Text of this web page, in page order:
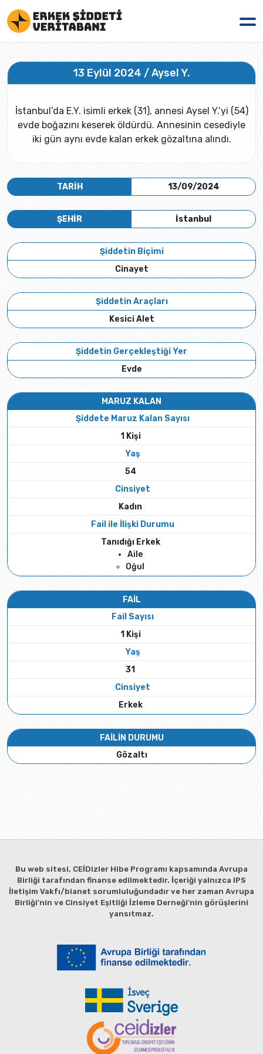
13 Eylül 2024 / Aysel Y.
İstanbul’da E.Y. isimli erkek (31), annesi Aysel Y.’yi (54)
evde boğazını keserek öldürdü. Annesinin cesediyle
iki gün aynı evde kalan erkek gözaltına alındı.
TARİH 13/09/2024
İstanbul
ŞEHİR
Şiddetin Biçimi
Cinayet
Şiddetin Araçları
Kesici Alet
Şiddetin Gerçekleştiği Yer
Evde
MARUZ KALAN
Şiddete Maruz Kalan Sayısı
1 Kişi
Yaş
54
Cinsiyet
Kadın
Fail ile İlişki Durumu
Tanıdığı Erkek
Aile
Oğul
FAİL
Fail Sayısı
1 Kişi
Yaş
31
Cinsiyet
Erkek
FAİLİN DURUMU
Gözaltı
Bu web sitesi, CEİDizler Hibe Programı kapsamında Avrupa
Birliği tarafından finanse edilmektedir. İçeriği yalnızca IPS
İletişim Vakfı/bianet sorumluluğundadır ve her zaman Avrupa
Birliği'nin ve Cinsiyet Eşitliği İzleme Derneği'nin görüşlerini
yansıtmaz.